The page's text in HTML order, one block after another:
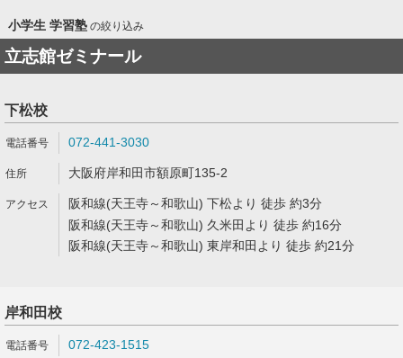
小学生 学習塾の絞り込み
立志館ゼミナール
下松校
072-441-3030
大阪府岸和田市額原町135-2
阪和線(天王寺～和歌山) 下松より 徒歩 約3分
阪和線(天王寺～和歌山) 久米田より 徒歩 約16分
阪和線(天王寺～和歌山) 東岸和田より 徒歩 約21分
岸和田校
072-423-1515